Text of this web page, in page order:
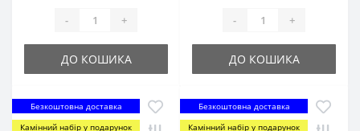
- +
ДО КОШИКА
- +
ДО КОШИКА
Безкоштовна доставка
Камінний набір у подарунок
Безкоштовна доставка
Камінний набір у подарунок